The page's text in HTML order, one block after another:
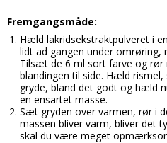
Hindbær aroma
Jordbær aroma
Kaffe aroma
Kiwi aroma
Lakrids aroma
Slikforme
Kagepynt
Råvarer
Lakrids
Vanilje
Flødeboller
Is
Kager
Karameller
Lakrids
Cookies
Fremgangsmåde:
Hæld lakridsekstraktpulveret i
lidt ad gangen under omrøring,
Tilsæt de 6 ml sort farve og rør
blandingen til side. Hæld rismel,
gryde, bland det godt og hæld
en ensartet masse.
Sæt gryden over varmen, rør i
massen bliver varm, bliver det
skal du være meget